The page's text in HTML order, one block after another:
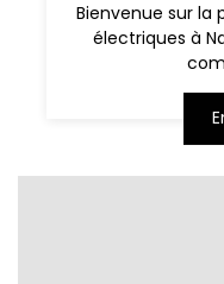
Bienvenue sur la
électriques à